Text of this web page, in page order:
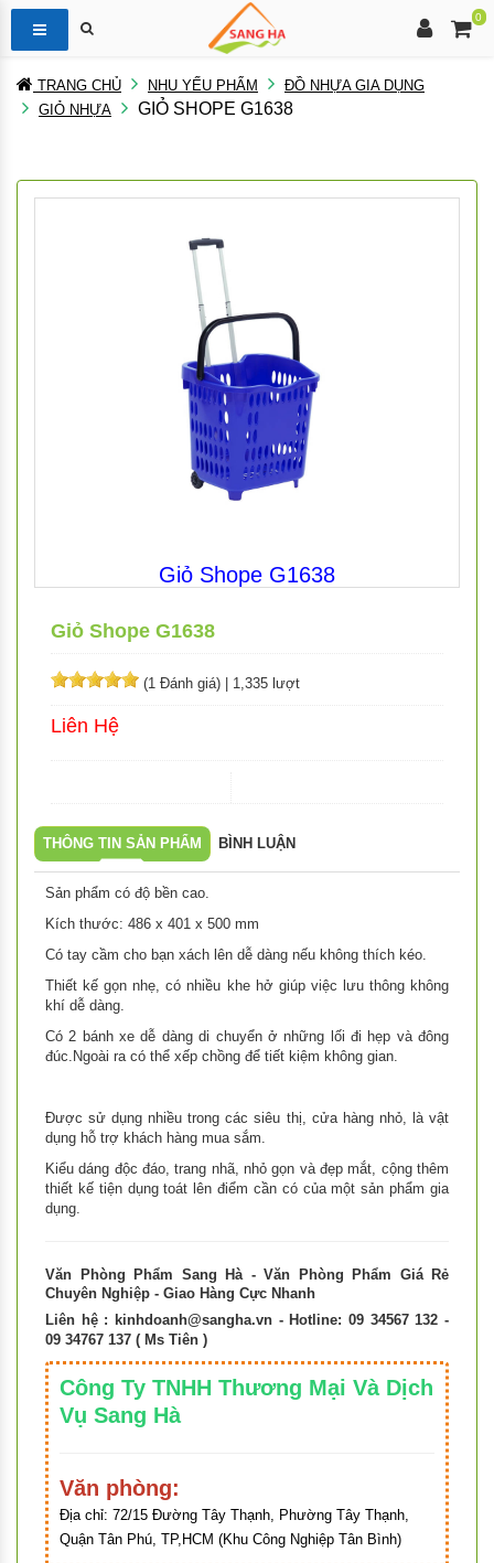
0
TRANG CHỦ NHU YẾU PHẨM
ĐỒ NHỰA GIA DỤNG
GIỎ NHỰA
GIỎ SHOPE G1638
Giỏ Shope G1638
Giỏ Shope G1638
(1 Đánh giá) 1,335 lượt
Liên Hệ
THÔNG TIN SẢN PHẨM BÌNH LUẬN
Sản phẩm có độ bền cao.
Kích thước: 486 x 401 x 500 mm
Có tay cầm cho bạn xách lên dễ dàng nếu không thích kéo.
Thiết kế gọn nhẹ, có nhiều khe hở giúp việc lưu thông không
khí dễ dàng.
Có 2 bánh xe dễ dàng di chuyển ở những lối đi hẹp và đông
đúc.Ngoài ra có thể xếp chồng để tiết kiệm không gian.
Được sử dụng nhiều trong các siêu thị, cửa hàng nhỏ, là vật
dụng hỗ trợ khách hàng mua sắm.
Kiểu dáng độc đáo, trang nhã, nhỏ gọn và đẹp mắt, cộng thêm
thiết kế tiện dụng toát lên điểm cần có của một sản phẩm gia
dụng.
Văn Phòng Phẩm Sang Hà - Văn Phòng Phẩm Giá Rẻ
Chuyên Nghiệp - Giao Hàng Cực Nhanh
Liên hệ : kinhdoanh@sangha.vn - Hotline: 09 34567 132 -
09 34767 137 ( Ms Tiên )
Công Ty TNHH Thương Mại Và Dịch
Vụ Sang Hà
Văn phòng:
Địa chỉ: 72/15 Đường Tây Thạnh, Phường Tây Thạnh,
Quận Tân Phú, TP,HCM (Khu Công Nghiệp Tân Bình)